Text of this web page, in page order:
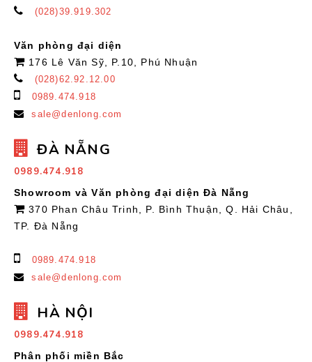
(028)39.919.302
Văn phòng đại diện
176 Lê Văn Sỹ, P.10, Phú Nhuận
(028)62.92.12.00
0989.474.918
sale@denlong.com
ĐÀ NẴNG
0989.474.918
Showroom và Văn phòng đại diện Đà Nẵng
370 Phan Châu Trinh, P. Bình Thuận, Q. Hải Châu,
TP. Đà Nẵng
0989.474.918
sale@denlong.com
HÀ NỘI
0989.474.918
Phân phối miền Bắc